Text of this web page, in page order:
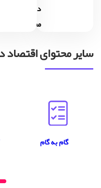
در
مخارج
سایر محتوای
گام به گام